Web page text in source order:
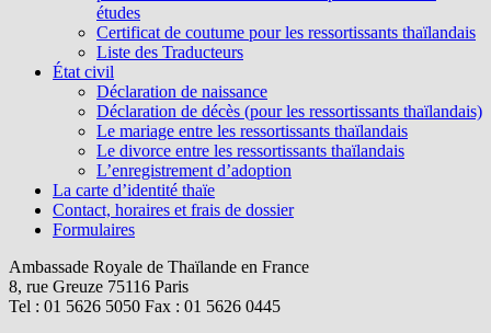
études
Certificat de coutume pour les ressortissants thaïlandais
Liste des Traducteurs
État civil
Déclaration de naissance
Déclaration de décès (pour les ressortissants thaïlandais)
Le mariage entre les ressortissants thaïlandais
Le divorce entre les ressortissants thaïlandais
L’enregistrement d’adoption
La carte d’identité thaïe
Contact, horaires et frais de dossier
Formulaires
Ambassade Royale de Thaïlande en France
8, rue Greuze 75116 Paris
Tel : 01 5626 5050 Fax : 01 5626 0445